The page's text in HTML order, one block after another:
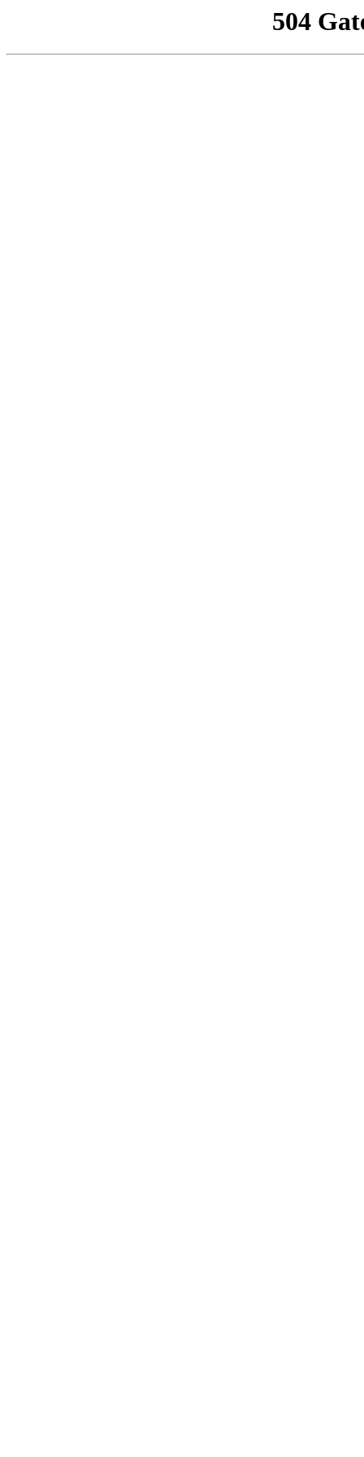
504